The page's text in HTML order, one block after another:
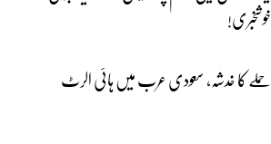
خوشخبری!
حملے کا خدشہ، سعودی عرب میں ہائی الرٹ